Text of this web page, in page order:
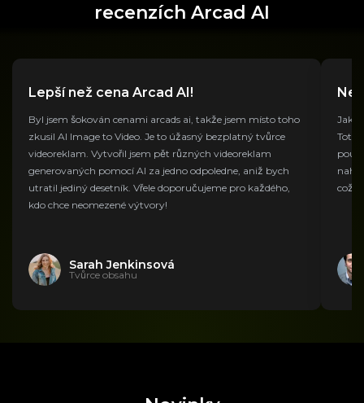
recenzích Arcad AI
Lepší než cena Arcad AI!
Byl jsem šokován cenami arcads ai, takže jsem místo toho
zkusil AI Image to Video. Je to úžasný bezplatný tvůrce
videoreklam. Vytvořil jsem pět různých videoreklam
generovaných pomocí AI za jedno odpoledne, aniž bych
utratil jediný desetník. Vřele doporučujeme pro každého,
kdo chce neomezené výtvory!
Sarah Jenkinsová
Tvůrce obsahu
Jako
Toto
což